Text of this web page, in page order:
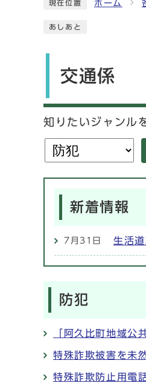
現在位置 ホーム
あしあと
交通係
知りたいジャンル
新着情報
7月31日 生活
防犯
「阿久比町地域公
特殊詐欺被害を未
特殊詐欺防止用電